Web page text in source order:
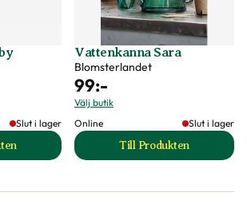
Slut i lager
Nyby produktsida
Vattenkanna Sara
Blomsterlandet
99:-
Välj butik
Online
Slut i lager
Till Produkten
till Vattenkanna